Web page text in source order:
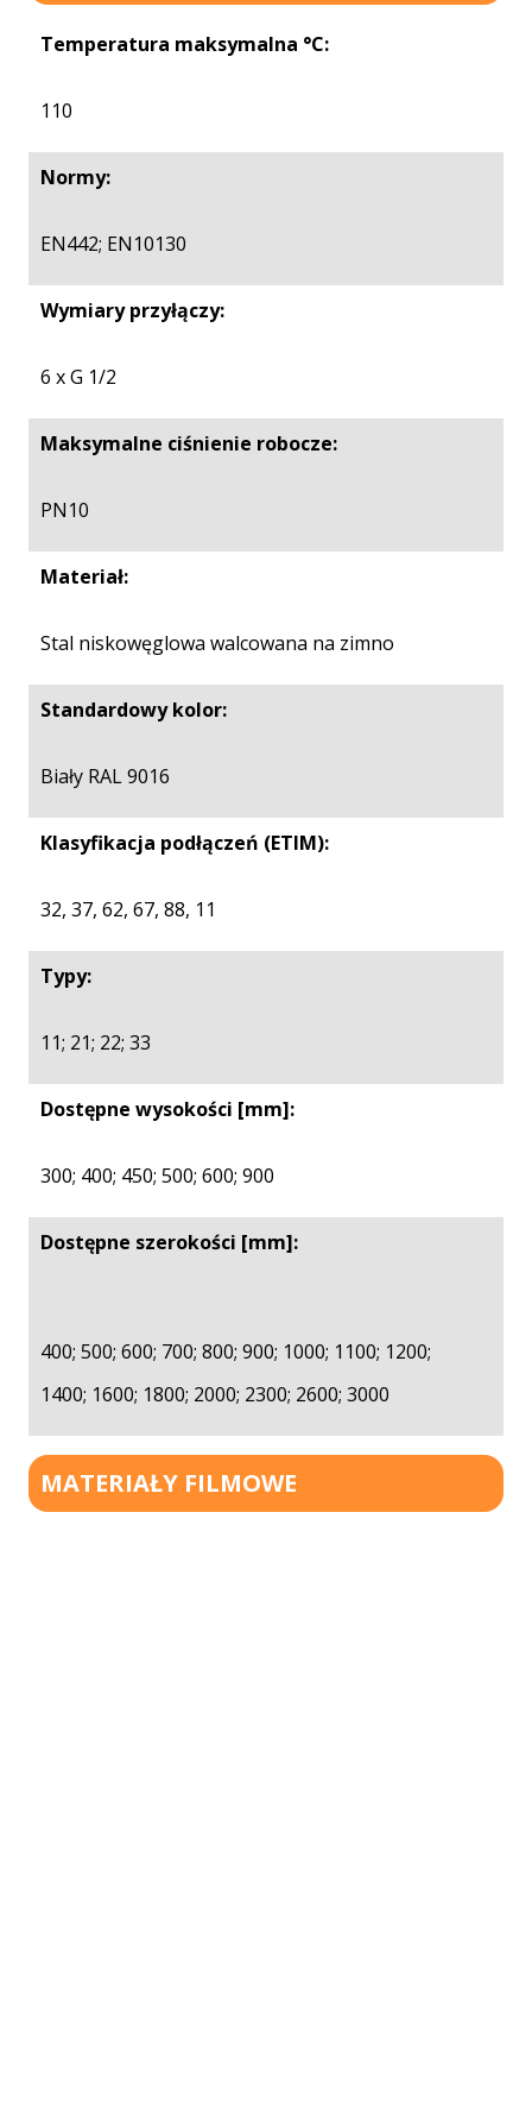
Temperatura maksymalna °C:
110
Normy:
EN442; EN10130
Wymiary przyłączy:
6 x G 1/2
Maksymalne ciśnienie robocze:
PN10
Materiał:
Stal niskowęglowa walcowana na zimno
Standardowy kolor:
Biały RAL 9016
Klasyfikacja podłączeń (ETIM):
32, 37, 62, 67, 88, 11
Typy:
11; 21; 22; 33
Dostępne wysokości [mm]:
300; 400; 450; 500; 600; 900
Dostępne szerokości [mm]:
400; 500; 600; 700; 800; 900; 1000; 1100; 1200;
1400; 1600; 1800; 2000; 2300; 2600; 3000
MATERIAŁY FILMOWE